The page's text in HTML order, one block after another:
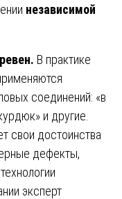
независимой
В практике
соединений: «в
и другие.
свои достоинства
дефекты,
эксперт